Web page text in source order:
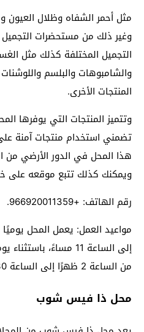
مثل أحمر الشفاه وظلال العيون
وغير ذلك من مستحضرات التجميل
التجميل المختلفة كذلك مثل
والشامبوهات والبلسم
المنتجات الأخرى.
وتتميز المنتجات التي يوفرها
تضمني استخدام منتجات آمنة
هذا المحل في الدور الأرضي من
ويمكنك كذلك تتبع موقعه على
رقم الهاتف: +966920011359.
إلى الساعة 11 مساءً،
من الساعة 2 ظهرًا إلى الساعة 11:30 مساءً.
محل ذا فيس شوب